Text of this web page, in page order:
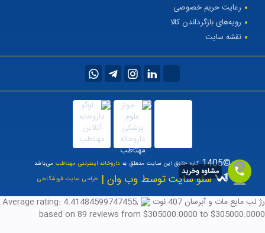
رعایت حریم خصوصی
رویه‌های بازگرداندن کالا
نقشه سایت
©1405 کلیه حقوق این سایت متعلق به داروخانه اینترنتی مهتاطبمی‌باشد
سئو سایت توسط وب وان | طراحی سایت فروشگاهی
رژ لب مایع مات و آبرسان 407 نوت Average rating: 4.41484599747455,
based on 89 reviews from $305000.0000 to $305000.0000
مشاوه وخرید